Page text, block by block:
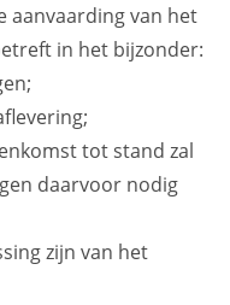
aanvaarding van het
in het bijzonder:
tot stand zal
daarvoor nodig
zijn van het